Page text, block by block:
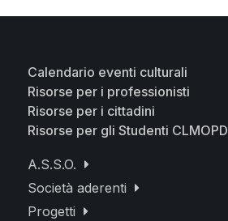
Calendario eventi culturali
Risorse per i professionisti
Risorse per i cittadini
Risorse per gli Studenti CLMOPD
A.S.S.O.
Società aderenti
Progetti